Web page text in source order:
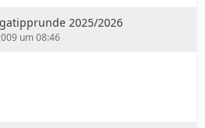
2025/2026
um 08:46